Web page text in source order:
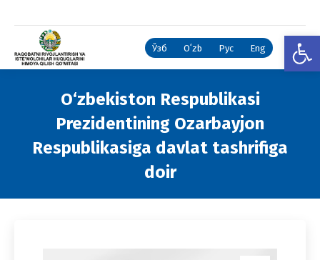
Ўзб Oʻzb Рус Eng
O‘zbekiston Respublikasi
Prezidentining Ozarbayjon
Respublikasiga davlat tashrifiga
doir